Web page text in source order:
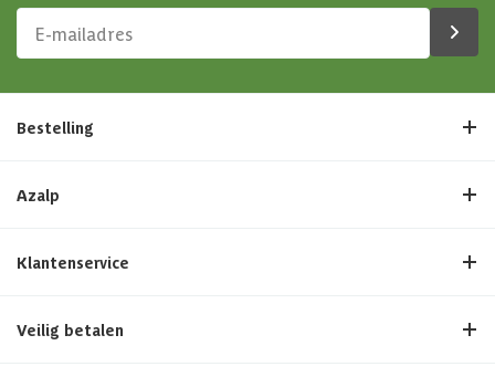
Bestelling
Azalp
Klantenservice
Veilig betalen